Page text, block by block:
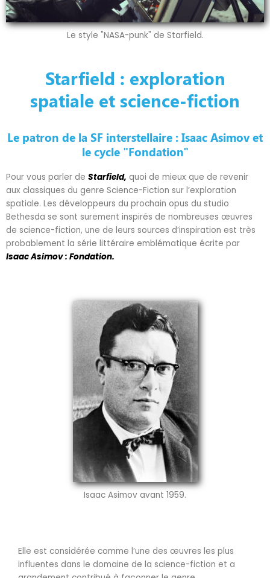
Le style "NASA-punk" de Starfield.
Starfield : exploration
spatiale et science-fiction
Le patron de la SF interstellaire : Isaac Asimov et
le cycle "Fondation"
Pour vous parler de Starfield, quoi de mieux que de revenir
aux classiques du genre Science-Fiction sur l’exploration
spatiale. Les développeurs du prochain opus du studio
Bethesda se sont surement inspirés de nombreuses œuvres
de science-fiction, une de leurs sources d’inspiration est très
probablement la série littéraire emblématique écrite par
Isaac Asimov : Fondation.
Isaac Asimov avant 1959.
Elle est considérée comme l’une des œuvres les plus
influentes dans le domaine de la science-fiction et a